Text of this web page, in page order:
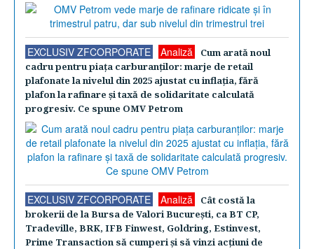
EXCLUSIV ZFCORPORATE Analiză
Cum arată noul
cadru pentru piaţa carburanţilor: marje de retail
plafonate la nivelul din 2025 ajustat cu inflaţia, fără
plafon la rafinare şi taxă de solidaritate calculată
progresiv. Ce spune OMV Petrom
EXCLUSIV ZFCORPORATE Analiză
Cât costă la
brokerii de la Bursa de Valori Bucureşti, ca BT CP,
Tradeville, BRK, IFB Finwest, Goldring, Estinvest,
Prime Transaction să cumperi şi să vinzi acţiuni de